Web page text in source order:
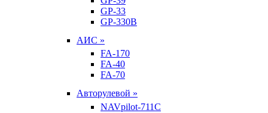
GP-33
GP-330B
АИС »
FA-170
FA-40
FA-70
Авторулевой »
NAVpilot-711С